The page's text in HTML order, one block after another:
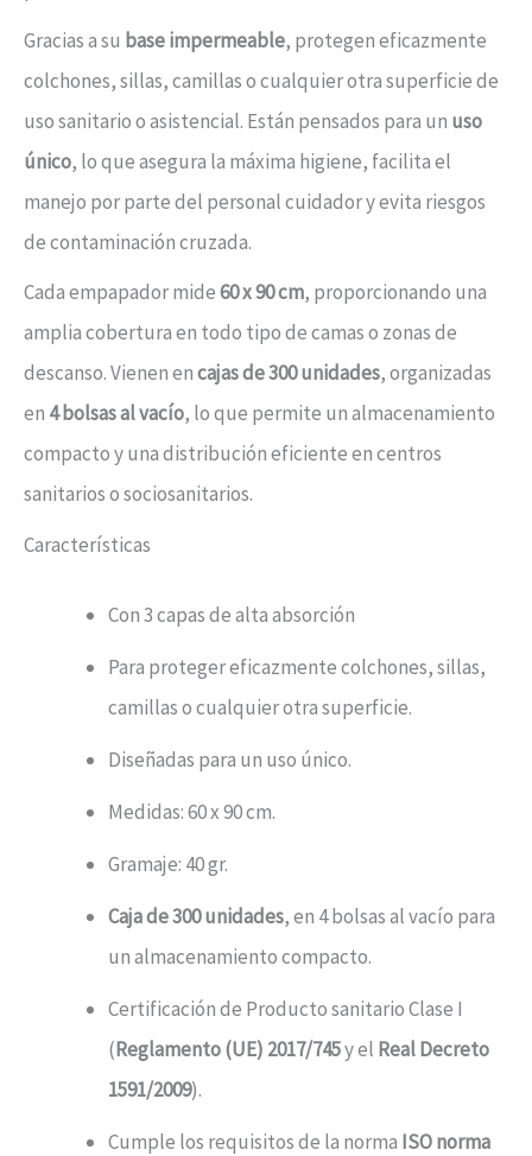
Gracias a su base impermeable, protegen eficazmente
colchones, sillas, camillas o cualquier otra superficie de
uso sanitario o asistencial. Están pensados para un uso
único, lo que asegura la máxima higiene, facilita el
manejo por parte del personal cuidador y evita riesgos
de contaminación cruzada.
Cada empapador mide60 x 90 cm, proporcionando una
amplia cobertura en todo tipo de camas o zonas de
descanso. Vienen encajas de 300 unidades, organizadas
en 4 bolsas al vacío, lo que permite un almacenamiento
compacto y una distribución eficiente en centros
sanitarios o sociosanitarios.
Características
Con 3 capas de alta absorción
Para proteger eficazmente colchones, sillas,
camillas o cualquier otra superficie.
Diseñadas para un uso único.
Medidas: 60 x 90 cm.
Gramaje: 40 gr.
Caja de 300 unidades, en 4 bolsas al vacío para
un almacenamiento compacto.
Certificación de Producto sanitario Clase I
(Reglamento (UE) 2017/745y el Real Decreto
1591/2009).
Cumple los requisitos de la norma ISO norma